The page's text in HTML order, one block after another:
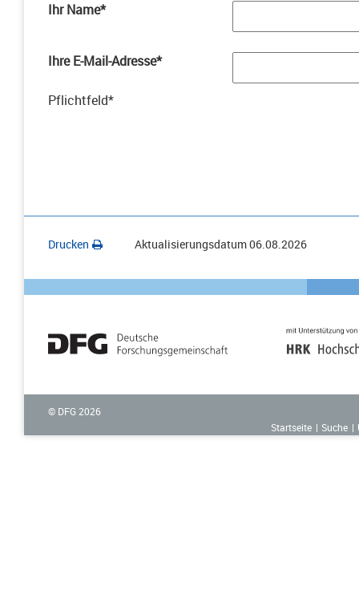
Ihr Name*
Ihre E-Mail-Adresse*
Pflichtfeld*
Drucken Aktualisierungsdatum06.08.2026
© DFG 2026
Startseite
Suche